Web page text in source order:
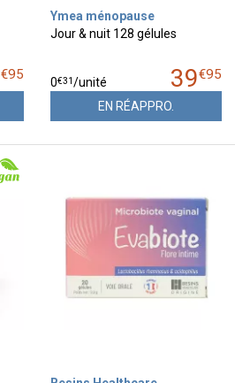
€95
Ymea ménopause
Jour & nuit 128 gélules
39€95
0€31/unité
EN RÉAPPRO.